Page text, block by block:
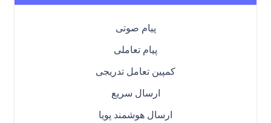
پیام صوتی
پیام تعاملی
کمپین تعامل تدریجی
ارسال سریع
ارسال هوشمند پویا